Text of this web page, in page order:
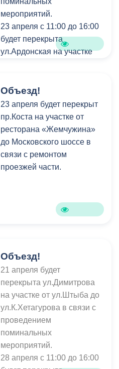
мероприятий.
23 апреля с 11:00 до 16:00
будет перекрыта
ул.Ардонская на участке
с проведением
поминальных
мероприятий.
Объезд!
23 апреля будет перекрыт
пр.Коста на участке от
ресторана «Жемчужина»
до Московского шоссе в
связи с ремонтом
проезжей части.
Объезд!
21 апреля будет
перекрыта ул.Димитрова
на участке от ул.Штыба до
ул.К.Хетагурова в связи с
проведением
поминальных
мероприятий.
28 апреля с 11:00 до 16:00